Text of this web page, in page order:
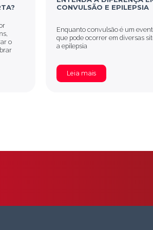
o
CONVULSÃO E EPILEPSIA
Enquanto convulsão é um
que pode ocorrer em diversas
a epilepsia
Leia mais